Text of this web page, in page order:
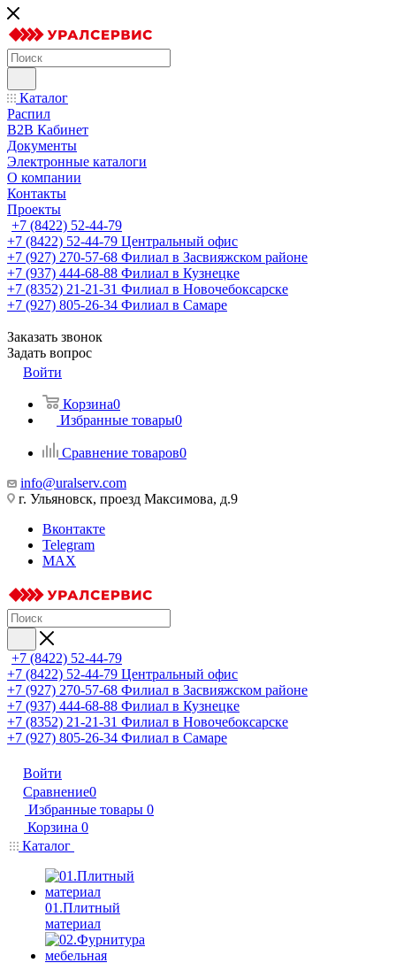
Каталог
Распил
B2B Кабинет
Документы
Электронные каталоги
О компании
Контакты
Проекты
+7 (8422) 52-44-79
+7 (8422) 52-44-79 Центральный офис
+7 (927) 270-57-68 Филиал в Засвияжском районе
+7 (937) 444-68-88 Филиал в Кузнецке
+7 (8352) 21-21-31 Филиал в Новочебоксарске
+7 (927) 805-26-34 Филиал в Самаре
Заказать звонок
Задать вопрос
Войти
Корзина0
Избранные товары0
Сравнение товаров0
info@uralserv.com
г. Ульяновск, проезд Максимова, д.9
Вконтакте
Telegram
MAX
+7 (8422) 52-44-79
+7 (8422) 52-44-79 Центральный офис
+7 (927) 270-57-68 Филиал в Засвияжском районе
+7 (937) 444-68-88 Филиал в Кузнецке
+7 (8352) 21-21-31 Филиал в Новочебоксарске
+7 (927) 805-26-34 Филиал в Самаре
Войти
Сравнение0
Избранные товары 0
Корзина 0
Каталог
01.Плитный
материал